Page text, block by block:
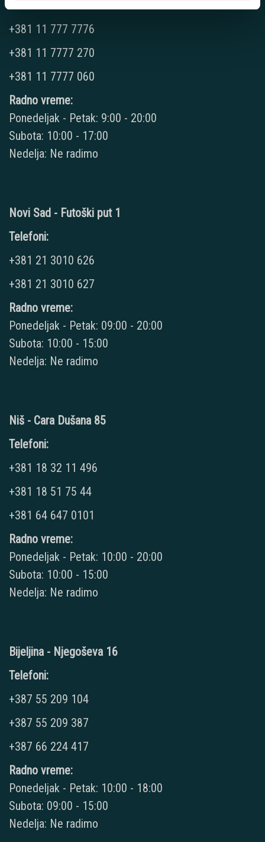
Telefoni:
+381 11 777 7776
+381 11 7777 270
+381 11 7777 060
Radno vreme:
Ponedeljak - Petak: 9:00 - 20:00
Subota: 10:00 - 17:00
Nedelja: Ne radimo
Novi Sad - Futoški put 1
Telefoni:
+381 21 3010 626
+381 21 3010 627
Radno vreme:
Ponedeljak - Petak: 09:00 - 20:00
Subota: 10:00 - 15:00
Nedelja: Ne radimo
Niš - Cara Dušana 85
Telefoni:
+381 18 32 11 496
+381 18 51 75 44
+381 64 647 0101
Radno vreme:
Ponedeljak - Petak: 10:00 - 20:00
Subota: 10:00 - 15:00
Nedelja: Ne radimo
Bijeljina - Njegoševa 16
Telefoni:
+387 55 209 104
+387 55 209 387
+387 66 224 417
Radno vreme:
Ponedeljak - Petak: 10:00 - 18:00
Subota: 09:00 - 15:00
Nedelja: Ne radimo